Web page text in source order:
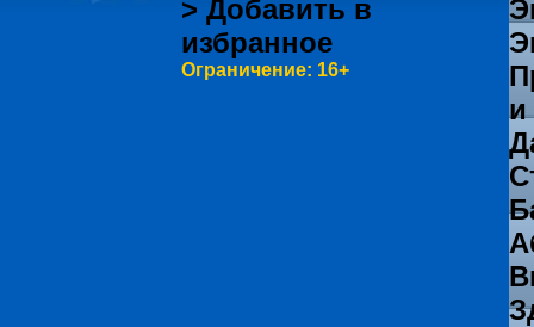
> Добавить в
избранное
Ограничение: 16+